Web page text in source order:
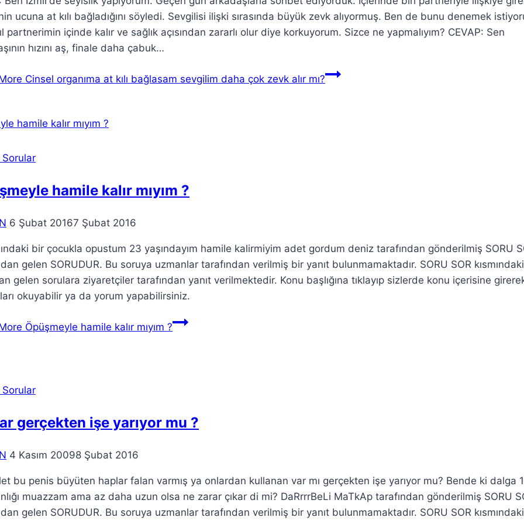
ucuna at kılı bağladığını söyledi. Sevgilisi ilişki sırasında büyük zevk alıyormuş. Ben de bunu denemek
partnerimin içinde kalır ve sağlık açısından zararlı olur diye korkuyorum. Sizce ne yapmalıyım? CEVAP: Sen
hızını aş, finale daha çabuk…
Cinsel organıma at kılı bağlasam sevgilim daha çok zevk alır mı?
hamile kalır mıyım ?
6 Şubat 20167 Şubat 2016
bir çocukla opustum 23 yaşındayım hamile kalirmiyim adet gordum deniz tarafından gönderilmiş SORU
gelen SORUDUR. Bu soruya uzmanlar tarafından verilmiş bir yanıt bulunmamaktadır. SORU SOR kısmındaki
gelen sorulara ziyaretçiler tarafından yanıt verilmektedir. Konu başlığına tıklayıp sizlerde konu içerisine
okuyabilir ya da yorum yapabilirsiniz.
Öpüşmeyle hamile kalır mıyım ?
gerçekten işe yarıyor mu ?
4 Kasım 20098 Şubat 2016
bu penis büyüten haplar falan varmış ya onlardan kullanan var mı gerçekten işe yarıyor mu? Bende ki dalga
muazzam ama az daha uzun olsa ne zarar çıkar di mi? DaRrrrBeLi MaTkAp tarafından gönderilmiş SORU
gelen SORUDUR. Bu soruya uzmanlar tarafından verilmiş bir yanıt bulunmamaktadır. SORU SOR